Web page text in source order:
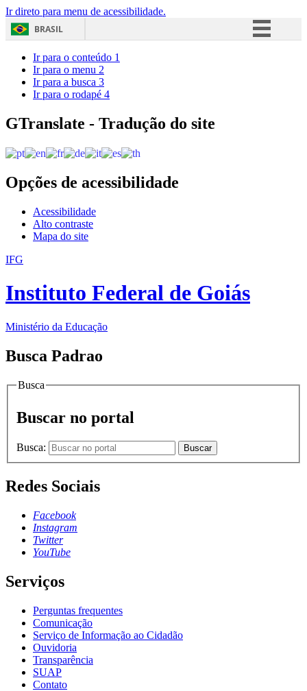
Ir direto para menu de acessibilidade.
BRASIL
Acesso à informação
Ir para o conteúdo 1
Ir para o menu 2
Ir para a busca 3
Ir para o rodapé 4
GTranslate - Tradução do site
Opções de acessibilidade
Acessibilidade
Alto contraste
Mapa do site
IFG
Instituto Federal de Goiás
Ministério da Educação
Busca Padrao
Busca
Buscar no portal
Busca: Buscar
Redes Sociais
Facebook
Instagram
Twitter
YouTube
Serviços
Perguntas frequentes
Comunicação
Serviço de Informação ao Cidadão
Ouvidoria
Transparência
SUAP
Contato